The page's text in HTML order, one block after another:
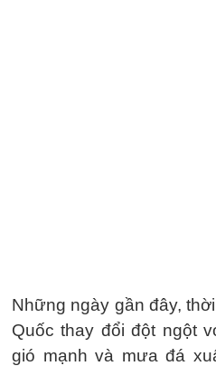
Những ngày gần đây,
Quốc thay đổi đột ngột
gió mạnh và mưa đá